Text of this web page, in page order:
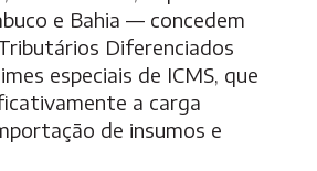
e Bahia — concedem
Diferenciados
especiais de ICMS, que
a carga
de insumos e